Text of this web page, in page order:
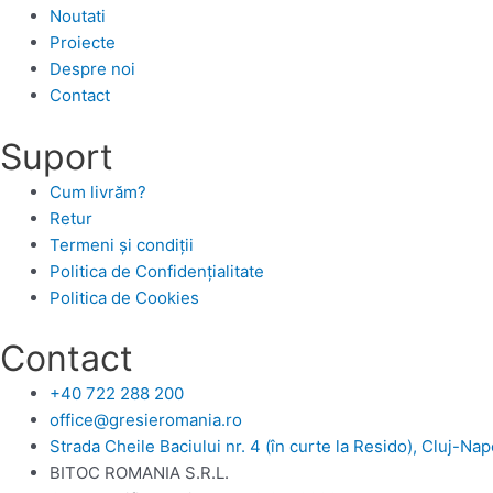
Noutati
Proiecte
Despre noi
Contact
Suport
Cum livrăm?
Retur
Termeni și condiții
Politica de Confidențialitate
Politica de Cookies
Contact
+40 722 288 200
office@gresieromania.ro
Strada Cheile Baciului nr. 4 (în curte la Resido), Cluj-
BITOC ROMANIA S.R.L.